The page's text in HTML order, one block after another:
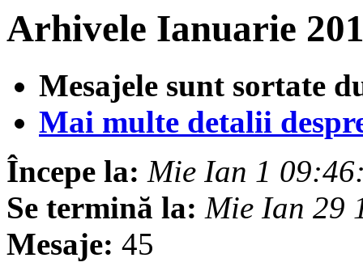
Arhivele Ianuarie
Mesajele sunt sortate
Mai multe detalii
Începe la: Mie Ian 1
Se termină la: Mie Ian 29
Mesaje: 45